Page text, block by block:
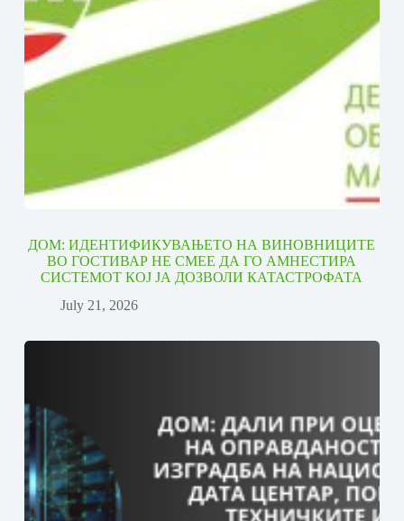
ДОМ: ИДЕНТИФИКУВАЊЕТО НА ВИНОВНИЦИТЕ
ВО ГОСТИВАР НЕ СМЕЕ ДА ГО АМНЕСТИРА
СИСТЕМОТ КОЈ ЈА ДОЗВОЛИ КАТАСТРОФАТА
July 21, 2026